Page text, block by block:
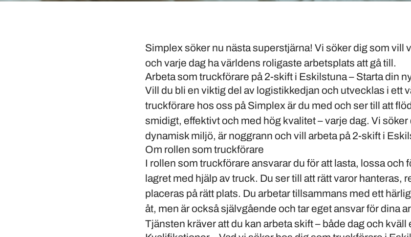
Simplex söker nu nästa superstjärna! Vi söker dig som vill
och varje dag ha världens roligaste arbetsplats att gå till.
Arbeta som truckförare på 2-skift i Eskilstuna – Starta din
Vill du bli en viktig del av logistikkedjan och utvecklas i ett
truckförare hos oss på Simplex är du med och ser till att
smidigt, effektivt och med hög kvalitet – varje dag. Vi söker
dynamisk miljö, är noggrann och vill arbeta på 2-skift i
Om rollen som truckförare
I rollen som truckförare ansvarar du för att lasta, lossa och
lagret med hjälp av truck. Du ser till att rätt varor hanteras,
placeras på rätt plats. Du arbetar tillsammans med ett
åt, men är också självgående och tar eget ansvar för dina
Tjänsten kräver att du kan arbeta skift – både dag och kväll